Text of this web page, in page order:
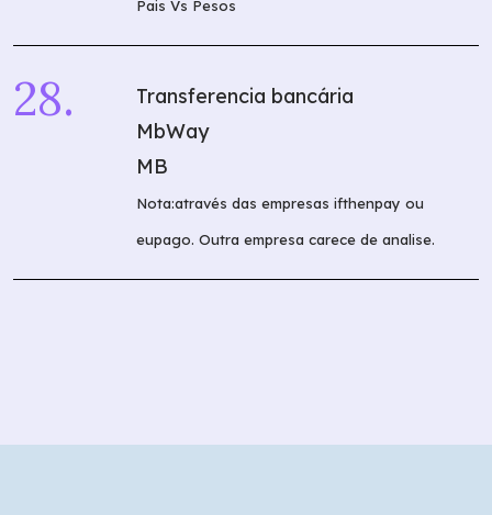
Pais Vs Pesos
Transferencia bancária
MbWay
MB
Nota:através das empresas ifthenpay ou
eupago. Outra empresa carece de analise.